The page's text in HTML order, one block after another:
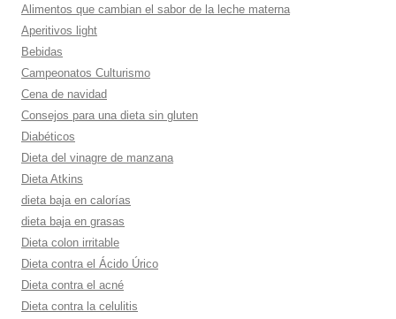
Alimentos que cambian el sabor de la leche materna
Aperitivos light
Bebidas
Campeonatos Culturismo
Cena de navidad
Consejos para una dieta sin gluten
Diabéticos
Dieta del vinagre de manzana
Dieta Atkins
dieta baja en calorí­as
dieta baja en grasas
Dieta colon irritable
Dieta contra el Ácido Úrico
Dieta contra el acné
Dieta contra la celulitis